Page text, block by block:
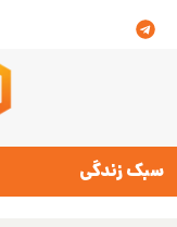
سبک زندگی